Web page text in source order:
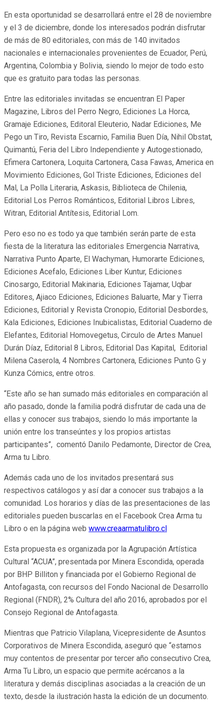
En esta oportunidad se desarrollará entre el 28 de noviembre
y el 3 de diciembre, donde los interesados podrán disfrutar
de más de 80 editoriales, con más de 140 invitados
nacionales e internacionales provenientes de Ecuador, Perú,
Argentina, Colombia y Bolivia, siendo lo mejor de todo esto
que es gratuito para todas las personas.
Entre las editoriales invitadas se encuentran El Paper
Magazine, Libros del Perro Negro, Ediciones La Horca,
Gramaje Ediciones, Editoral Eleuterio, Nadar Ediciones, Me
Pego un Tiro, Revista Escarnio, Familia Buen Día, Nihil Obstat,
Quimantú, Feria del Libro Independiente y Autogestionado,
Efimera Cartonera, Loquita Cartonera, Casa Fawas, America en
Movimiento Ediciones, Gol Triste Ediciones, Ediciones del
Mal, La Polla Literaria, Askasis, Biblioteca de Chilenia,
Editorial Los Perros Románticos, Editorial Libros Libres,
Witran, Editorial Antítesis, Editorial Lom.
Pero eso no es todo ya que también serán parte de esta
fiesta de la literatura las editoriales Emergencia Narrativa,
Narrativa Punto Aparte, El Wachyman, Humorarte Ediciones,
Ediciones Acefalo, Ediciones Liber Kuntur, Ediciones
Cinosargo, Editorial Makinaria, Ediciones Tajamar, Uqbar
Editores, Ajiaco Ediciones, Ediciones Baluarte, Mar y Tierra
Ediciones, Editorial y Revista Cronopio, Editorial Desbordes,
Kala Ediciones, Ediciones Inubicalistas, Editorial Cuaderno de
Elefantes, Editorial Homovegetus, Circulo de Artes Manuel
Durán Díaz, Editorial 8 Libros, Editorial Das Kapital, Editorial
Milena Caserola, 4 Nombres Cartonera, Ediciones Punto G y
Kunza Cómics, entre otros.
“Este año se han sumado más editoriales en comparación al
año pasado, donde la familia podrá disfrutar de cada una de
ellas y conocer sus trabajos, siendo lo más importante la
unión entre los transeúntes y los propios artistas
participantes”, comentó Danilo Pedamonte, Director de Crea,
Arma tu Libro.
Además cada uno de los invitados presentará sus
respectivos catálogos y así dar a conocer sus trabajos a la
comunidad. Los horarios y días de las presentaciones de las
editoriales pueden buscarlas en el Facebook Crea Arma tu
Libro o en la página web www.creaarmatulibro.cl
Esta propuesta es organizada por la Agrupación Artística
Cultural “ACUA”, presentada por Minera Escondida, operada
por BHP Billiton y financiada por el Gobierno Regional de
Antofagasta, con recursos del Fondo Nacional de Desarrollo
Regional (FNDR), 2% Cultura del año 2016, aprobados por el
Consejo Regional de Antofagasta.
Mientras que Patricio Vilaplana, Vicepresidente de Asuntos
Corporativos de Minera Escondida, aseguró que “estamos
muy contentos de presentar por tercer año consecutivo Crea,
Arma Tu Libro, un espacio que permite acércanos a la
literatura y demás disciplinas asociadas a la creación de un
texto, desde la ilustración hasta la edición de un documento.